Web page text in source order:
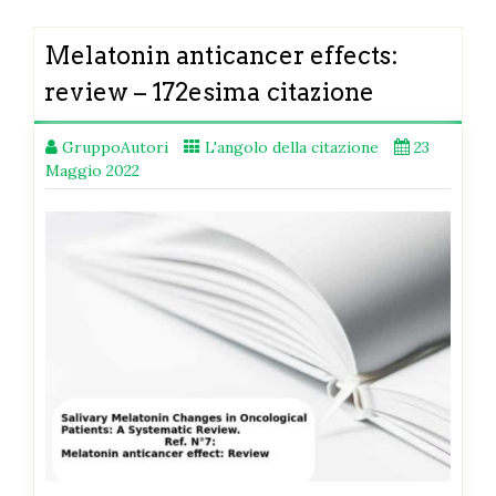
Melatonin anticancer effects:
review – 172esima citazione
GruppoAutori L'angolo della citazione
23
Maggio 2022